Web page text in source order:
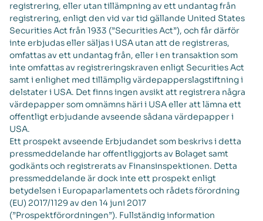
registrering, eller utan tillämpning av ett undantag från
registrering, enligt den vid var tid gällande United States
Securities Act från 1933 (”Securities Act”), och får därför
inte erbjudas eller säljas i USA utan att de registreras,
omfattas av ett undantag från, eller i en transaktion som
inte omfattas av registreringskraven enligt Securities Act
samt i enlighet med tillämplig värdepapperslagstiftning i
delstater i USA. Det finns ingen avsikt att registrera några
värdepapper som omnämns häri i USA eller att lämna ett
offentligt erbjudande avseende sådana värdepapper i
USA.
Ett prospekt avseende Erbjudandet som beskrivs i detta
pressmeddelande har offentliggjorts av Bolaget samt
godkänts och registrerats av Finansinspektionen. Detta
pressmeddelande är dock inte ett prospekt enligt
betydelsen i Europaparlamentets och rådets förordning
(EU) 2017/1129 av den 14 juni 2017
(”Prospektförordningen”). Fullständig information